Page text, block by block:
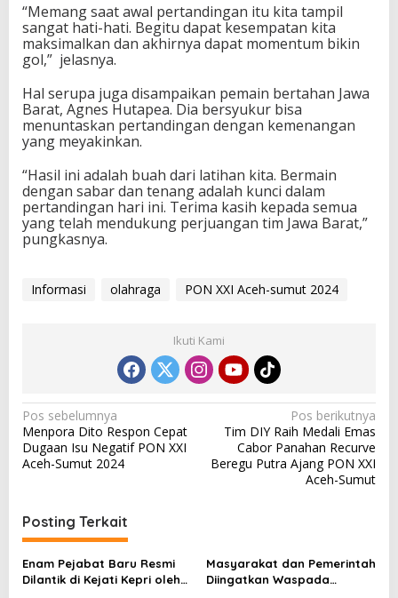
X
I
e
h
-
S
m
u
t
2
0
“Memang saat awal pertandingan itu kita tampil
sangat hati-hati. Begitu dapat kesempatan kita
maksimalkan dan akhirnya dapat momentum bikin
gol,” jelasnya.
Hal serupa juga disampaikan pemain bertahan Jawa
Barat, Agnes Hutapea. Dia bersyukur bisa
menuntaskan pertandingan dengan kemenangan
yang meyakinkan.
“Hasil ini adalah buah dari latihan kita. Bermain
dengan sabar dan tenang adalah kunci dalam
pertandingan hari ini. Terima kasih kepada semua
yang telah mendukung perjuangan tim Jawa Barat,”
pungkasnya.
Informasi olahraga PON XXI Aceh-sumut 2024
Ikuti Kami
N
a
v
g
a
s
Pos sebelumnya
Menpora Dito Respon Cepat
Dugaan Isu Negatif PON XXI
Aceh-Sumut 2024
Pos berikutnya
Tim DIY Raih Medali Emas
Cabor Panahan Recurve
Beregu Putra Ajang PON XXI
Aceh-Sumut
Posting Terkait
Enam Pejabat Baru Resmi
Dilantik di Kejati Kepri oleh
Masyarakat dan Pemerintah
Diingatkan Waspada